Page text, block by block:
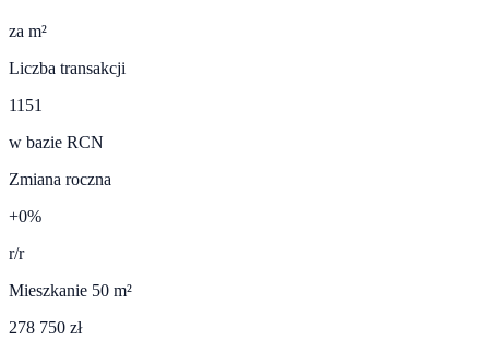
za m²
Liczba transakcji
1151
w bazie RCN
Zmiana roczna
+0%
r/r
Mieszkanie 50 m²
278 750 zł